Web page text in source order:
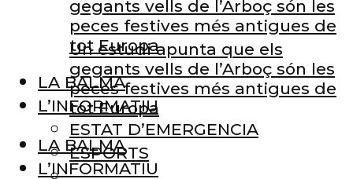
gegants vells de l’Arboç són les
peces festives més antigues de
tot Europa
LA BALMA
L’INFORMATIU
ESTAT D’EMERGENCIA
ESPORTS
Un estudi apunta que els
gegants vells de l’Arboç són les
peces festives més antigues de
tot Europa
LA BALMA
L’INFORMATIU